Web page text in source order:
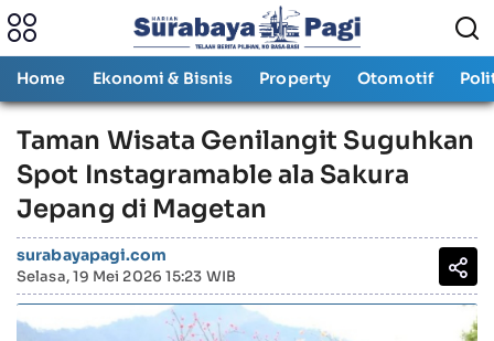
Home Ekonomi & Bisnis Property Otomotif
Taman Wisata Genilangit Suguhkan
Spot Instagramable ala Sakura
Jepang di Magetan
surabayapagi.com
Selasa, 19 Mei 2026 15:23 WIB